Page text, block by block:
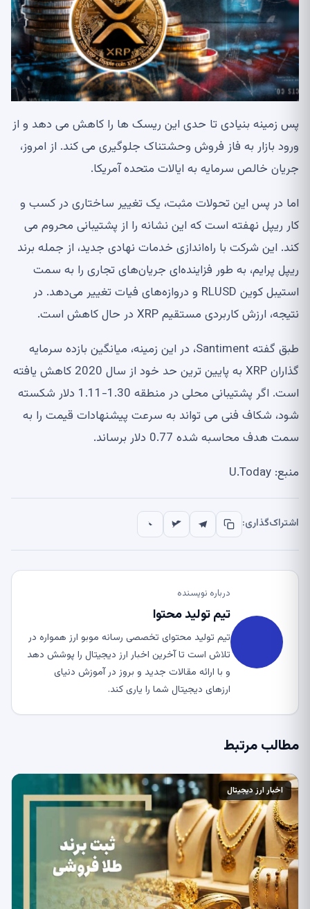
پس زمینه بنیادی تا حدی این ریسک ها را کاهش می دهد و از
ورود بازار به فاز فروش وحشتناک جلوگیری می کند. از امروز،
جریان خالص سرمایه به ایالات متحده آمریکا.
اما در پس این تحولات مثبت، یک تغییر ساختاری در کسب و
کار ریپل نهفته است که این نشانه را از پشتیبانی محروم می
کند. این شرکت با راه‌اندازی خدمات نهادی جدید، از جمله برند
ریپل پرایم، به طور فزاینده‌ای جریان‌های تجاری را به سمت
استیبل کوین RLUSD و دروازه‌های فیات تغییر می‌دهد. در
نتیجه، ارزش کاربردی مستقیم XRP در حال کاهش است.
طبق گفته Santiment، در این زمینه، میانگین بازده سرمایه
گذاران XRP به پایین ترین حد خود از سال 2020 کاهش یافته
است. اگر پشتیبانی محلی در منطقه 1.30-1.11 دلار شکسته
شود، شکاف فنی می تواند به سرعت پیشنهادات قیمت را به
سمت هدف محاسبه شده 0.77 دلار برساند.
منبع: U.Today
اشتراک‌گذاری:
درباره نویسنده
تیم تولید محتوا
تیم تولید محتوای تخصصی رسانه موبو ارز همواره در
تلاش است تا آخرین اخبار ارز دیجیتال را پوشش دهد
و با ارائه مقالات جدید و بروز در آموزش دنیای
ارزهای دیجیتال شما را یاری کند.
مطالب مرتبط
اخبار ارز دیجیتال